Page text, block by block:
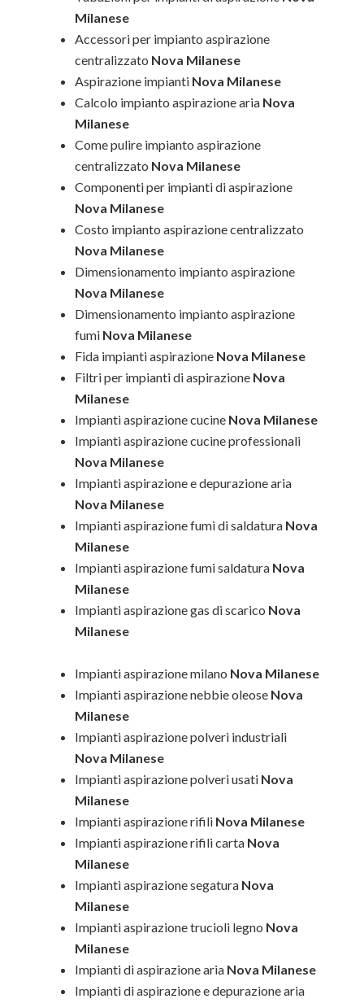
Milanese
Accessori per impianto aspirazione
centralizzato Nova Milanese
Aspirazione impianti Nova Milanese
Calcolo impianto aspirazione aria Nova
Milanese
Come pulire impianto aspirazione
centralizzato Nova Milanese
Componenti per impianti di aspirazione
Nova Milanese
Costo impianto aspirazione centralizzato
Nova Milanese
Dimensionamento impianto aspirazione
Nova Milanese
Dimensionamento impianto aspirazione
fumi Nova Milanese
Fida impianti aspirazione Nova Milanese
Filtri per impianti di aspirazione Nova
Milanese
Impianti aspirazione cucine Nova Milanese
Impianti aspirazione cucine professionali
Nova Milanese
Impianti aspirazione e depurazione aria
Nova Milanese
Impianti aspirazione fumi di saldatura Nova
Milanese
Impianti aspirazione fumi saldatura Nova
Milanese
Impianti aspirazione gas di scarico Nova
Milanese
Impianti aspirazione milano Nova Milanese
Impianti aspirazione nebbie oleose Nova
Milanese
Impianti aspirazione polveri industriali
Nova Milanese
Impianti aspirazione polveri usati Nova
Milanese
Impianti aspirazione rifili Nova Milanese
Impianti aspirazione rifili carta Nova
Milanese
Impianti aspirazione segatura Nova
Milanese
Impianti aspirazione trucioli legno Nova
Milanese
Impianti di aspirazione aria Nova Milanese
Impianti di aspirazione e depurazione aria